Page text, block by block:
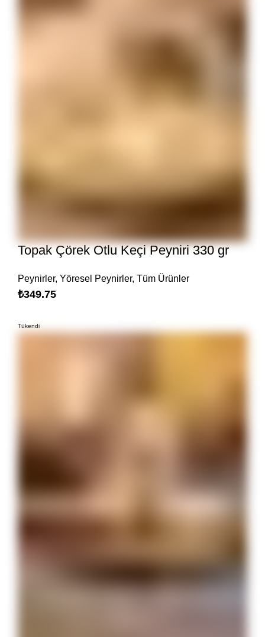
Topak Çörek Otlu Keçi Peyniri 330 gr
Peynirler, Yöresel Peynirler, Tüm Ürünler
₺349.75
Tükendi